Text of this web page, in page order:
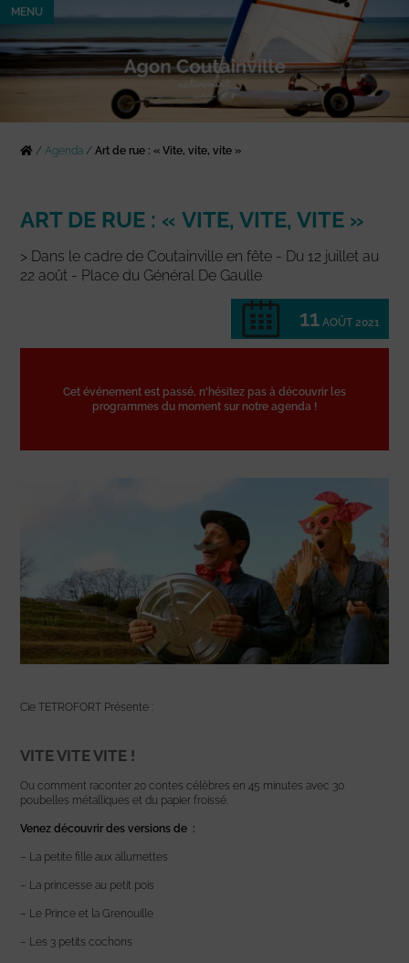
MENU
/Agenda /Art de rue : « Vite, vite, vite »
ART DE RUE : « VITE, VITE, VITE »
> Dans le cadre de Coutainville en fête - Du 12 juillet au
22 août - Place du Général De Gaulle
11 AOÛT 2021
Cet événement est passé, n'hésitez pas à découvrir les
programmes du moment sur notre agenda !
Cie TETROFORT Présente :
VITE VITE VITE !
Ou comment raconter 20 contes célèbres en 45 minutes avec 30
poubelles métalliques et du papier froissé.
Venez découvrir des versions de :
– La petite fille aux allumettes
– La princesse au petit pois
– Le Prince et la Grenouille
– Les 3 petits cochons